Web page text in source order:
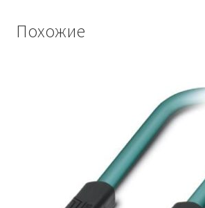
Похожие